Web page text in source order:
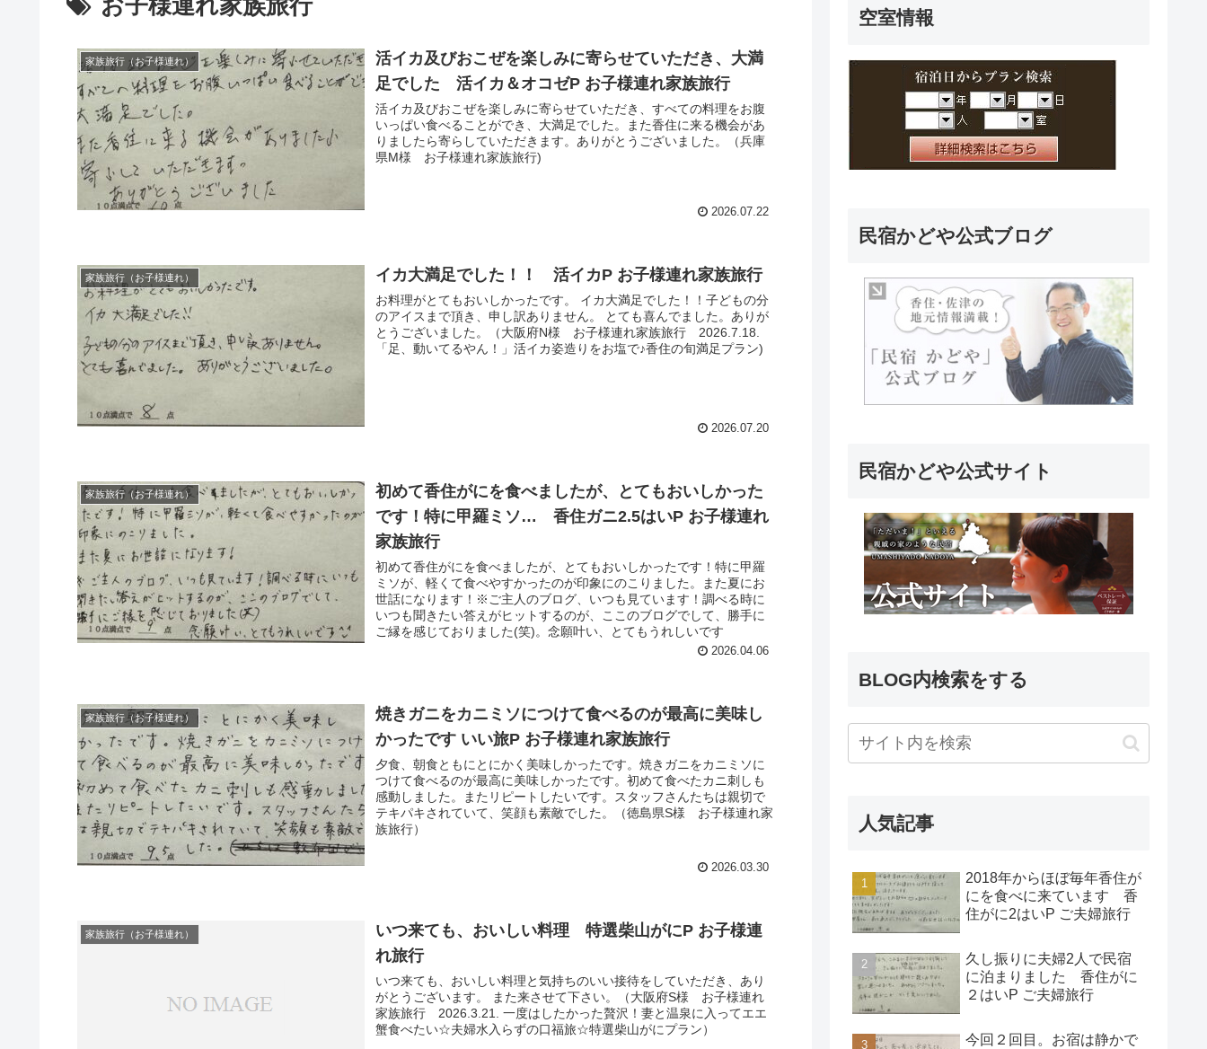
家族旅行（お子様連れ）
活イカ及びおこぜを楽しみに寄らせていただき、大満
足でした 活イカ＆オコゼP お子様連れ家族旅行
活イカ及びおこぜを楽しみに寄らせていただき、すべての料理をお腹
いっぱい食べることができ、大満足でした。また香住に来る機会があ
りましたら寄らしていただきます。ありがとうございました。（兵庫
県M様 お子様連れ家族旅行)
2026.07.22
家族旅行（お子様連れ） イカ大満足でした！！ 活イカP お子様連れ家族旅行
お料理がとてもおいしかったです。 イカ大満足でした！！子どもの分
のアイスまで頂き、申し訳ありません。 とても喜んでました。ありが
とうございました。（大阪府N様 お子様連れ家族旅行 2026.7.18.
「足、動いてるやん！」活イカ姿造りをお塩で♪香住の旬満足プラン)
2026.07.20
家族旅行（お子様連れ）
初めて香住がにを食べましたが、とてもおいしかった
です！特に甲羅ミソ… 香住ガニ2.5はいP お子様連れ
家族旅行
初めて香住がにを食べましたが、とてもおいしかったです！特に甲羅
ミソが、軽くて食べやすかったのが印象にのこりました。また夏にお
世話になります！※ご主人のブログ、いつも見ています！調べる時に
いつも聞きたい答えがヒットするのが、ここのブログでして、勝手に
ご縁を感じておりました(笑)。念願叶い、とてもうれしいです
2026.04.06
家族旅行（お子様連れ）
焼きガニをカニミソにつけて食べるのが最高に美味し
かったです いい旅P お子様連れ家族旅行
夕食、朝食ともにとにかく美味しかったです。焼きガニをカニミソに
つけて食べるのが最高に美味しかったです。初めて食べたカニ刺しも
感動しました。またリピートしたいです。スタッフさんたちは親切で
テキパキされていて、笑顔も素敵でした。（徳島県S様 お子様連れ家
族旅行）
2026.03.30
家族旅行（お子様連れ）
いつ来ても、おいしい料理 特選柴山がにP お子様連
れ旅行
いつ来ても、おいしい料理と気持ちのいい接待をしていただき、あり
がとうございます。 また来させて下さい。（大阪府S様 お子様連れ
家族旅行 2026.3.21. 一度はしたかった贅沢！妻と温泉に入ってエエ
蟹食べたい☆夫婦水入らずの口福旅☆特選柴山がにプラン）
空室情報
民宿かどや公式ブログ
民宿かどや公式サイト
BLOG内検索をする
人気記事
2018年からほぼ毎年香住が
にを食べに来ています 香
住がに2はいP ご夫婦旅行
久し振りに夫婦2人で民宿
に泊まりました 香住がに
２はいP ご夫婦旅行
今回２回目。お宿は静かで